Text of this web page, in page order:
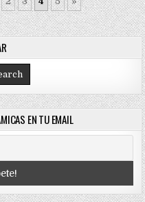
EN TU EMAIL